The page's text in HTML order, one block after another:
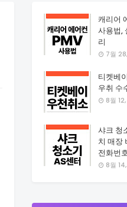
캐리어
사용법,
리
7월
티켓베
우취 수
8월
샤크 청
치 매장
전화번
8월